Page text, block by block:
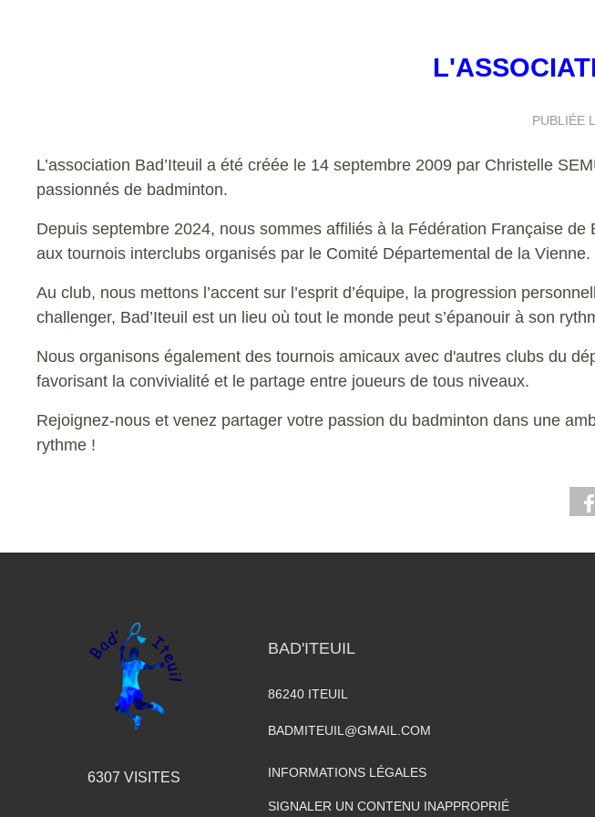
PUBLIÉE
L’association Bad’Iteuil a été créée le 14 septembre 2009 par Christelle
passionnés de badminton.
Depuis septembre 2024, nous sommes affiliés à la Fédération Française
aux tournois interclubs organisés par le Comité Départemental de la Vienne.
Au club, nous mettons l’accent sur l’esprit d’équipe, la progression
challenger, Bad’Iteuil est un lieu où tout le monde peut s’épanouir à son
Nous organisons également des tournois amicaux avec d'autres clubs du
favorisant la convivialité et le partage entre joueurs de tous niveaux.
Rejoignez-nous et venez partager votre passion du badminton dans une
rythme !
6307 VISITES
BAD'ITEUIL
86240 ITEUIL
BADMITEUIL@GMAIL.COM
INFORMATIONS LÉGALES
SIGNALER UN CONTENU INAPPROPRIÉ